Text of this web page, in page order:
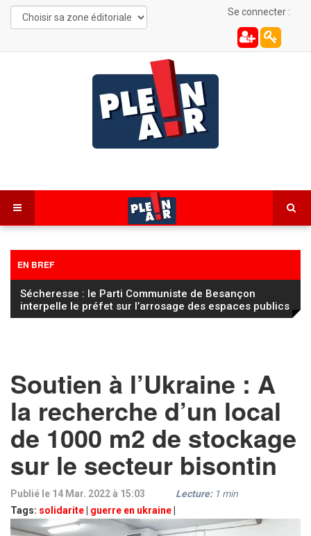
Se connecter :
EN BREF
Sécheresse : le Parti Communiste de Besançon
interpelle le préfet sur l’arrosage des espaces publics
Soutien à l’Ukraine : A
la recherche d’un local
de 1000 m2 de stockage
sur le secteur bisontin
Publié le 14 Mar. 2022 à 15:03
Tags: solidarite guerre en ukraine
Lecture: 1 min